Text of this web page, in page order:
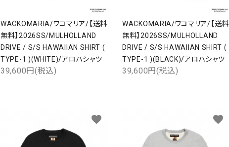
WACKOMARIA/ワコマリア/【送料
無料】2026SS/MULHOLLAND
DRIVE / S/S HAWAIIAN SHIRT (
TYPE-1 )(WHITE)/アロハシャツ
39,600円(税込)
WACKOMARIA/ワコマリア/【送料
無料】2026SS/MULHOLLAND
DRIVE / S/S HAWAIIAN SHIRT (
TYPE-1 )(BLACK)/アロハシャツ
39,600円(税込)
favorite favorite